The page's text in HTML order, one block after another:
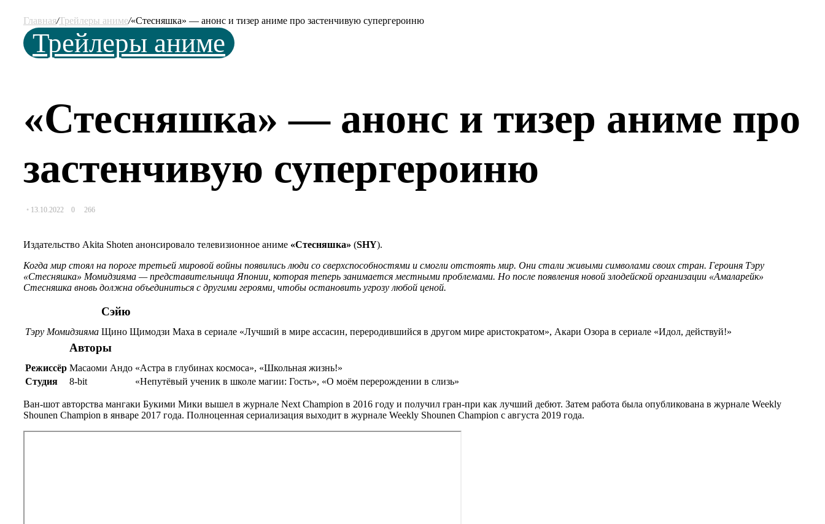
Главная/Трейлеры аниме/«Стесняшка» — анонс и тизер аниме про застенчивую супергероиню
Трейлеры аниме
«Стесняшка» — анонс и тизер аниме про
застенчивую супергероиню
13.10.2022 0 266
Издательство Akita Shoten анонсировало телевизионное аниме «Стесняшка» (SHY).
Когда мир стоял на пороге третьей мировой войны появились люди со сверхспособностями и смогли отстоять мир. Они стали живыми символами своих стран. Героиня Тэру
«Стесняшка» Момидзияма — представительница Японии, которая теперь занимается местными проблемами. Но после появления новой злодейской организации «Амаларейк»
Стесняшка вновь должна объединиться с другими героями, чтобы остановить угрозу любой ценой.
Сэйю
Тэру Момидзияма Щино Щимодзи Маха в сериале «Лучший в мире ассасин, переродившийся в другом мире аристократом», Акари Озора в сериале «Идол, действуй!»
Авторы
Режиссёр Масаоми Андо «Астра в глубинах космоса», «Школьная жизнь!»
Студия
8-bit «Непутёвый ученик в школе магии: Гость», «О моём перерождении в слизь»
Ван-шот авторства мангаки Букими Мики вышел в журнале Next Champion в 2016 году и получил гран-при как лучший дебют. Затем работа была опубликована в журнале Weekly
Shounen Champion в январе 2017 года. Полноценная сериализация выходит в журнале Weekly Shounen Champion с августа 2019 года.